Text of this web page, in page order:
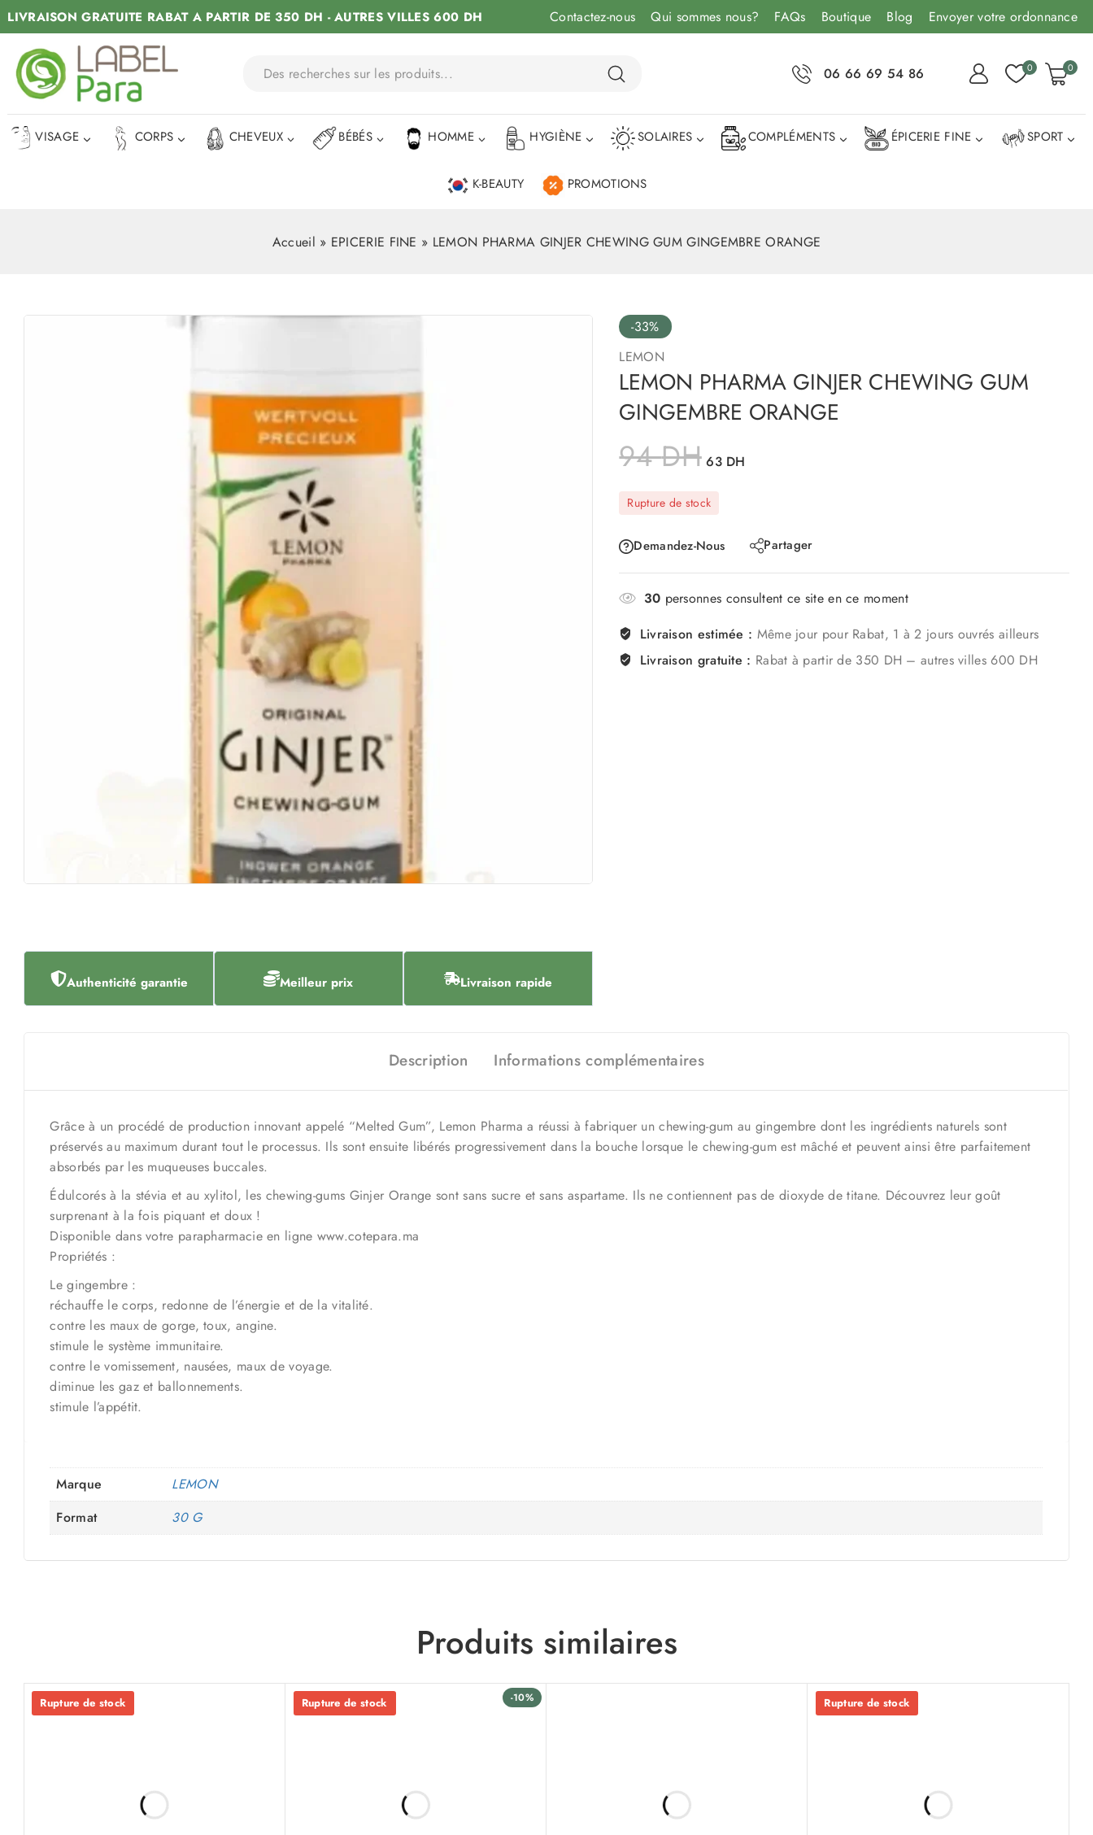
LIVRAISON GRATUITE RABAT A PARTIR DE 350 DH - AUTRES VILLES 600 DH Contactez-nous Qui sommes nous? FAQs Boutique Blog Envoyer votre ordonnance
06 66 69 54 86 0 0
VISAGE CORPS CHEVEUX BÉBÉS HOMME HYGIÈNE SOLAIRES COMPLÉMENTS ÉPICERIE FINE SPORT
K-BEAUTY PROMOTIONS
Accueil » EPICERIE FINE » LEMON PHARMA GINJER CHEWING GUM GINGEMBRE ORANGE
Authenticité garantie Meilleur prix Livraison rapide
-33%
LEMON
LEMON PHARMA GINJER CHEWING GUM
GINGEMBRE ORANGE
94DH 63 DH
Rupture de stock
Demandez-Nous Partager
30 personnes consultent ce site en ce moment
Livraison estimée : Même jour pour Rabat, 1 à 2 jours ouvrés ailleurs
Livraison gratuite : Rabat à partir de 350 DH – autres villes 600 DH
Description Informations complémentaires
Grâce à un procédé de production innovant appelé “Melted Gum”, Lemon Pharma a réussi à fabriquer un chewing-gum au gingembre dont les ingrédients naturels sont
préservés au maximum durant tout le processus. Ils sont ensuite libérés progressivement dans la bouche lorsque le chewing-gum est mâché et peuvent ainsi être parfaitement
absorbés par les muqueuses buccales.
Édulcorés à la stévia et au xylitol, les chewing-gums Ginjer Orange sont sans sucre et sans aspartame. Ils ne contiennent pas de dioxyde de titane. Découvrez leur goût
surprenant à la fois piquant et doux !
Disponible dans votre parapharmacie en ligne www.cotepara.ma
Propriétés :
Le gingembre :
réchauffe le corps, redonne de l’énergie et de la vitalité.
contre les maux de gorge, toux, angine.
stimule le système immunitaire.
contre le vomissement, nausées, maux de voyage.
diminue les gaz et ballonnements.
stimule l’appétit.
Marque
LEMON
Format
30 G
Produits similaires
Rupture de stock -10%
Rupture de stock Rupture de stock